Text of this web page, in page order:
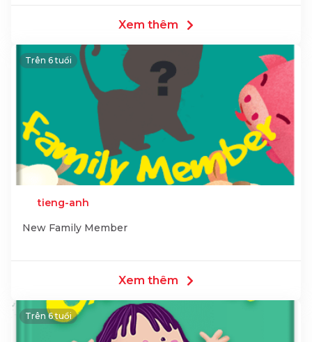
Xem thêm
Trên 6 tuổi
tieng-anh
New Family Member
Xem thêm
Trên 6 tuổi